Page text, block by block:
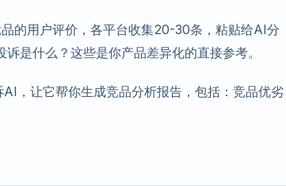
的用户评价，各平台收集20-30条，粘贴给AI分
是什么？这些是你产品差异化的直接参考。
，让它帮你生成竞品分析报告，包括：竞品优劣